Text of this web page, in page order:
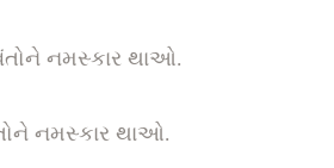
નમસ્કાર થાઓ.
નમસ્કાર થાઓ.